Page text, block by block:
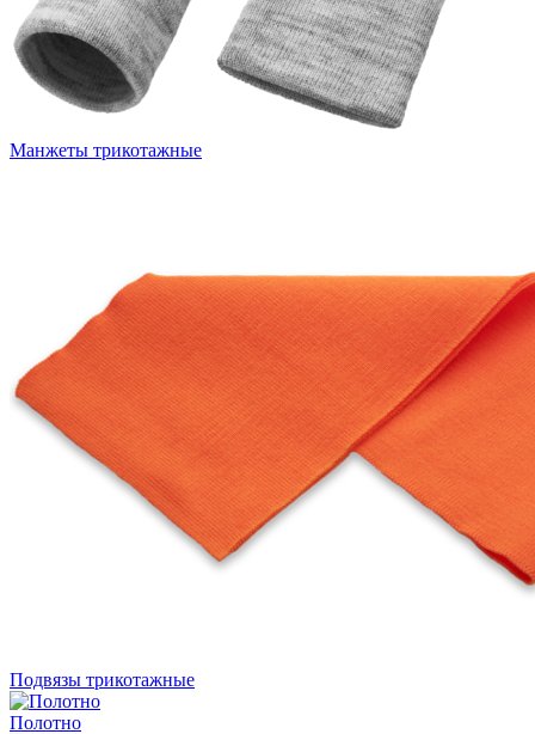
Манжеты трикотажные
Подвязы трикотажные
Полотно